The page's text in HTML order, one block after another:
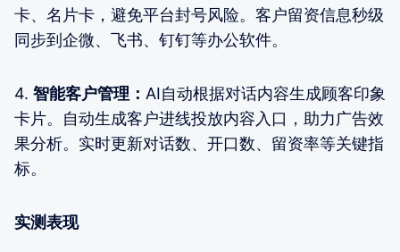
卡、名片卡，避免平台封号风险。客户留资信息秒级
同步到企微、飞书、钉钉等办公软件。
4. 智能客户管理： AI自动根据对话内容生成顾客印象
卡片。自动生成客户进线投放内容入口，助力广告效
果分析。实时更新对话数、开口数、留资率等关键指
标。
实测表现